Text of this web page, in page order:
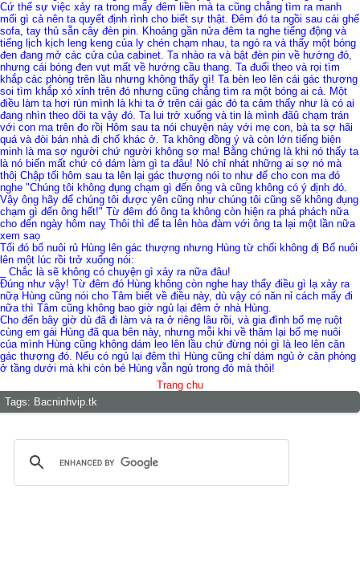
Cứ thế sự việc xảy ra trong mấy đêm liền mà ta cũng chẳng tìm ra manh
mối gì cả nên ta quyết định rình cho biết sự thật. Đêm đó ta ngồi sau cái ghế
sofa, tay thủ sẵn cây đèn pin. Khoảng gần nửa đêm ta nghe tiếng động và
tiếng lịch kịch leng keng của ly chén chạm nhau, ta ngó ra và thấy một bóng
đen đang mở các cửa của cabinet. Ta nhào ra và bật đèn pin về hướng đó,
nhưng cái bóng đen vụt mất về hướng cầu thang. Ta đuổi theo và rọi tìm
khắp các phòng trên lầu nhưng không thấy gì! Ta bèn leo lên cái gác thượng
soi tìm khắp xó xỉnh trên đó nhưng cũng chẳng tìm ra một bóng ai cả. Một
điều làm ta hơi rùn mình là khi ta ở trên cái gác đó ta cảm thấy như là có ai
đang nhìn theo dõi ta vậy đó. Ta lui trở xuống và tin là mình đãû chạm trán
với con ma trên đo rồị Hôm sau ta nói chuyện này với mẹ con, bà ta sợ hãi
quá và đòi bán nhà đi chổ khác ở. Ta không đồng ý và còn lớn tiếng biện
minh là ma sợ người chứ người không sợ ma! Bằng chứng là khi nó thấy ta
là nó biến mất chứ có dám làm gì ta đâu! Nó chỉ nhát những ai sợ nó mà
thôị Chập tối hôm sau ta lên lại gác thượng nói to như để cho con ma đó
nghe "Chúng tôi không đụng chạm gì đến ông và cũng không có ý định đó.
Vậy ông hãy để chúng tôi được yên cũng như chúng tôi cũng sẽ không đụng
chạm gì đến ông hết!" Từ đêm đó ông ta không còn hiện ra phá phách nữa
cho đến ngày hôm naỵ Thôi thì để ta lên hòa đàm với ông ta lại một lần nữa
xem saọ
Tối đó bố nuôi rủ Hùng lên gác thượng nhưng Hùng từ chối không đị Bố nuôi
lên một lúc rồi trở xuống nói:
_ Chắc là sẽ không có chuyện gì xảy ra nữa đâu!
Đúng như vậy! Từ đêm đó Hùng không còn nghe hay thấy điều gì lạ xảy ra
nữạ Hùng cũng nói cho Tâm biết về điều này, dù vậy có năn nỉ cách mấy đi
nữa thì Tâm cũng không bao giờ ngủ lại đêm ở nhà Hùng.
Cho đến bây giờ dù đã đi làm và ra ở riêng lâu rồi, và gia đình bố mẹ ruột
cùng em gái Hùng đã qua bên này, nhưng mỗi khi về thăm lại bố mẹ nuôi
của mình Hùng cũng không dám leo lên lầu chứ đừng nói gì là leo lên căn
gác thượng đó. Nếu có ngủ lại đêm thì Hùng cũng chỉ dám ngủ ở căn phòng
ở tầng dưới mà khi còn bé Hùng vẫn ngủ trong đó mà thôi!
Trang chu
Tags: Bacninhvip.tk